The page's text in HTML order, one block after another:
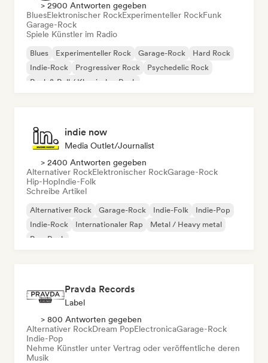
> 2900 Antworten gegeben
BluesElektronischer RockExperimenteller RockFunk
Garage-Rock
Spiele Künstler im Radio
Blues Experimenteller Rock Garage-Rock
Hard Rock
Indie-Rock
Progressiver Rock
Psychedelic Rock
Rock & Roll / Klassischer Rock
indie now
Media Outlet/Journalist
> 2400 Antworten gegeben
Alternativer RockElektronischer RockGarage-Rock
Hip-HopIndie-Folk
Schreibe Artikel
Alternativer Rock Garage-Rock Indie-Folk
Indie-Pop
Indie-Rock
Internationaler Rap
Metal / Heavy metal
Pop-Rock
Pravda Records
Label
> 800 Antworten gegeben
Alternativer RockDream PopElectronicaGarage-Rock
Indie-Pop
Nehme Künstler unter Vertrag oder veröffentliche deren
Musik